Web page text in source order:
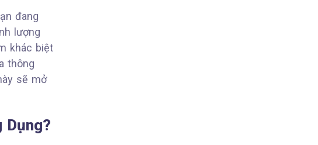
đang
lượng
khác biệt
thông
sẽ mở
Dụng?